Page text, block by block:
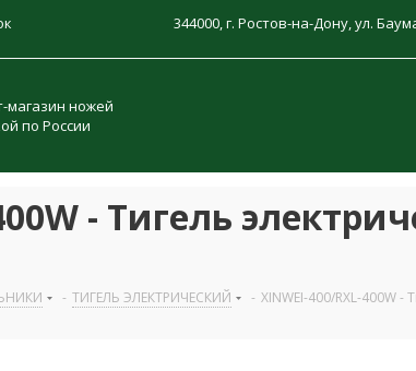
344000, г. Ростов-на-Дону, ул.
магазин ножей
по России
- Тигель
- ТИГЕЛЬ ЭЛЕКТРИЧЕСКИЙ - XINWEI-400/RXL-400W